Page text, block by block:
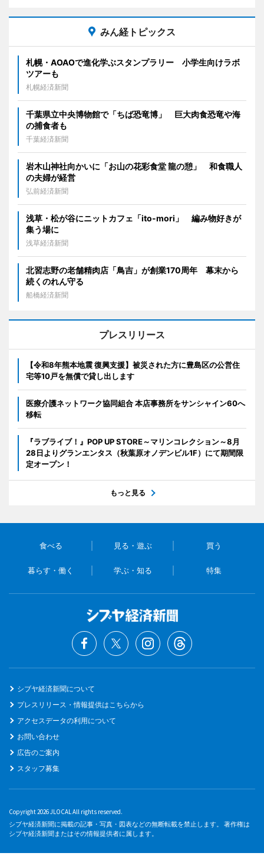
みん経トピックス
札幌・AOAOで進化学ぶスタンプラリー 小学生向けラボ
ツアーも
札幌経済新聞
千葉県立中央博物館で「ちば恐竜博」 巨大肉食恐竜や海
の捕食者も
千葉経済新聞
岩木山神社向かいに「お山の花彩食堂 龍の憩」 和食職人
の夫婦が経営
弘前経済新聞
浅草・松が谷にニットカフェ「ito-mori」 編み物好きが
集う場に
浅草経済新聞
北習志野の老舗精肉店「鳥吉」が創業170周年 幕末から
続くのれん守る
船橋経済新聞
プレスリリース
【令和8年熊本地震 復興支援】被災された方に豊島区の公営住
宅等10戸を無償で貸し出します
医療介護ネットワーク協同組合 本店事務所をサンシャイン60へ
移転
『ラブライブ！』POP UP STORE～マリンコレクション～8月
28日よりグランエンタス（秋葉原オノデンビル1F）にて期間限
定オープン！
もっと見る
食べる 見る・遊ぶ 買う
暮らす・働く 学ぶ・知る 特集
シブヤ経済新聞について
プレスリリース・情報提供はこちらから
アクセスデータの利用について
お問い合わせ
広告のご案内
スタッフ募集
Copyright 2026 JLOCAL All rights reserved.
シブヤ経済新聞に掲載の記事・写真・図表などの無断転載を禁止します。 著作権は
シブヤ経済新聞またはその情報提供者に属します。